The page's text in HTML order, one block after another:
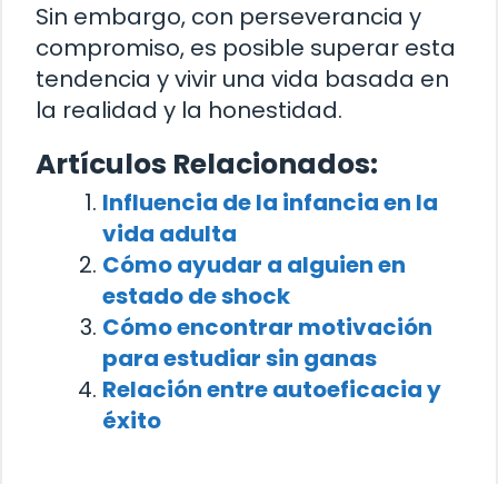
Sin embargo, con perseverancia y
compromiso, es posible superar esta
tendencia y vivir una vida basada en
la realidad y la honestidad.
Artículos Relacionados:
Influencia de la infancia en la
vida adulta
Cómo ayudar a alguien en
estado de shock
Cómo encontrar motivación
para estudiar sin ganas
Relación entre autoeficacia y
éxito